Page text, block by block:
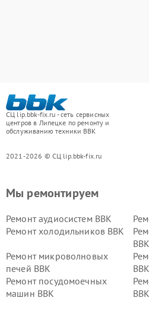
СЦ lip.bbk-fix.ru - сеть сервисных
центров в Липецке по ремонту и
обслуживанию техники BBK
2021-2026 © СЦ lip.bbk-fix.ru
Мы ремонтируем
Ремонт аудиосистем BBK
Ремонт холодильников BBK
BBK
Ремонт микроволновых
печей BBK
BBK
Ремонт посудомоечных
машин BBK
BBK